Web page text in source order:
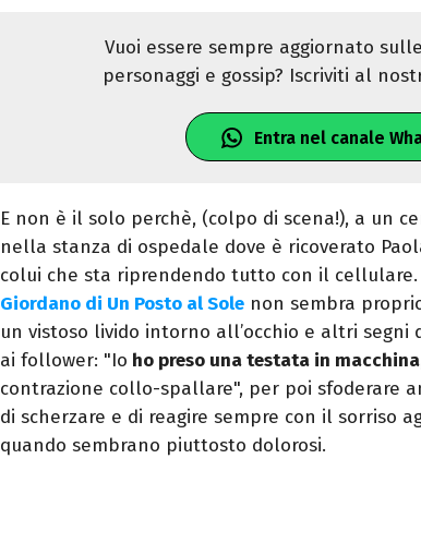
Vuoi essere sempre aggiornato
personaggi e gossip? Iscriviti al
Entra nel canale
E non è il solo perchè, (colpo di scena!), a un
nella stanza di ospedale dove è ricoverato
colui che sta riprendendo tutto con il cellulare.
Giordano di Un Posto al Sole non sembra
un vistoso livido intorno all’occhio e altri segni
ai follower: "Io ho preso una testata in
contrazione collo-spallare", per poi sfoderare
di scherzare e di reagire sempre con il sorriso
quando sembrano piuttosto dolorosi.